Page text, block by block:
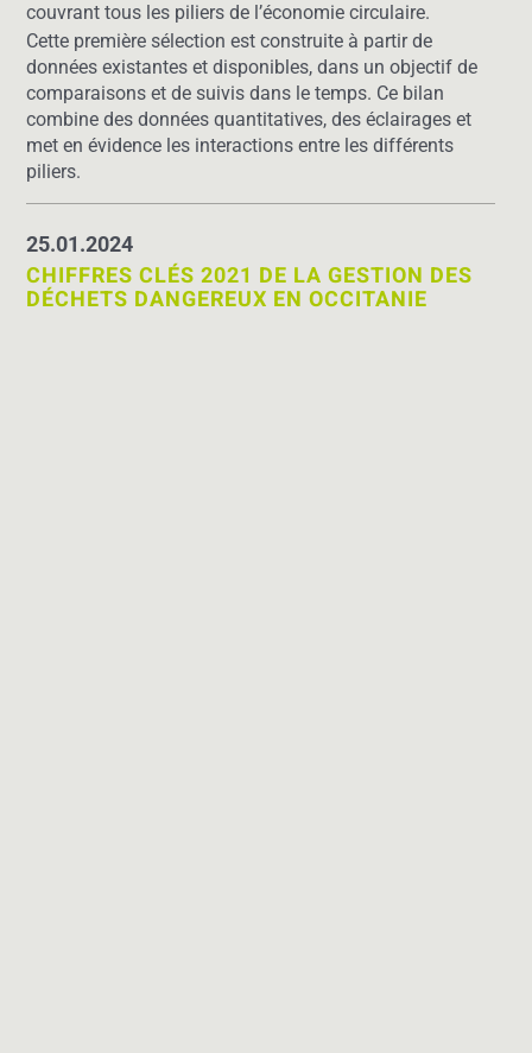
couvrant tous les piliers de l’économie circulaire.
Cette première sélection est construite à partir de
données existantes et disponibles, dans un objec­tif de
comparaisons et de suivis dans le temps. Ce bilan
combine des données quantitatives, des éclairages et
met en évidence les interactions entre les différents
piliers.
25.01.2024
CHIFFRES CLÉS 2021 DE LA GESTION DES
DÉCHETS DANGEREUX EN OCCITANIE